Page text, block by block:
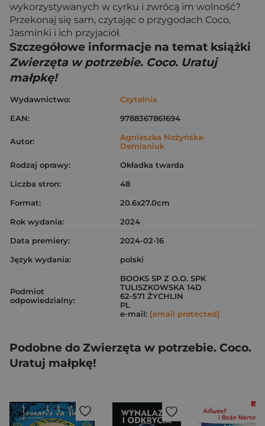
wykorzystywanych w cyrku i zwrócą im wolność?
Przekonaj się sam, czytając o przygodach Coco,
Jasminki i ich przyjaciół.
Szczegółowe informacje na temat książki
Zwierzęta w potrzebie. Coco. Uratuj
małpkę!
Wydawnictwo:
Czytelnia
EAN:
9788367861694
Autor:
Agnieszka Nożyńska-
Demianiuk
Rodzaj oprawy:
Okładka twarda
Liczba stron:
48
Format:
20.6x27.0cm
Rok wydania:
2024
Data premiery:
2024-02-16
Język wydania:
polski
Podmiot
odpowiedzialny:
BOOKS SP Z O.O. SPK
TULISZKOWSKA 14D
62-571 ŻYCHLIN
PL
e-mail: [email protected]
Podobne do Zwierzęta w potrzebie. Coco.
Uratuj małpkę!